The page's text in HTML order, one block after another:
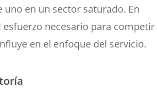
uno en un sector saturado. En
esfuerzo necesario para competir
en el enfoque del servicio.